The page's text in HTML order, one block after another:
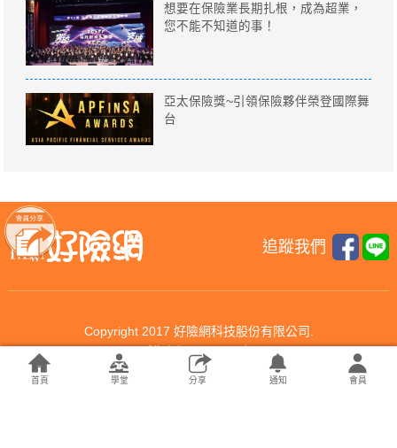
想要在保險業長期扎根，成為超業，
您不能不知道的事！
亞太保險獎~引領保險夥伴榮登國際舞
台
追蹤我們
Copyright 2017 好險網科技股份有限公司.
All rights reserved.